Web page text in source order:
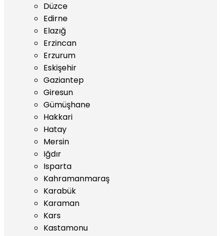
Düzce
Edirne
Elazığ
Erzincan
Erzurum
Eskişehir
Gaziantep
Giresun
Gümüşhane
Hakkari
Hatay
Mersin
Iğdır
Isparta
Kahramanmaraş
Karabük
Karaman
Kars
Kastamonu